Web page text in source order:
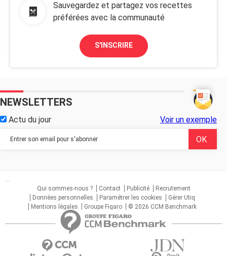
Sauvegardez et partagez vos recettes
préférées avec la communauté
S'INSCRIRE
NEWSLETTERS
Actu du jour Voir un exemple
...
Qui sommes-nous ?
Contact Publicité
Recrutement
Données personnelles
Paramétrer les cookies
Gérer Utiq
Mentions légales
Groupe Figaro © 2026 CCM Benchmark